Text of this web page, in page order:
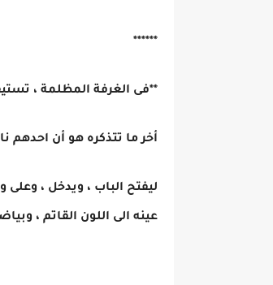
******
**فى الغرفة المظلمة ،
أخر ما تتذكره هو أن احدهم
ليفتح الباب ، ويدخل ،
عينه الى اللون القاتم ،